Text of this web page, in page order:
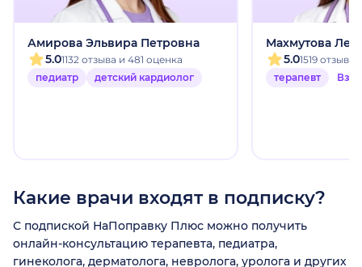
Амирова Эльвира Петровна
5.01132 отзыва и 481 оценка
педиатр
детский кардиолог
Махмутова
5.01519
терапевт
Какие врачи входят в подписку?
С подпиской НаПоправку Плюс можно получить
онлайн-консультацию терапевта, педиатра,
гинеколога, дерматолога, невролога, уролога и других